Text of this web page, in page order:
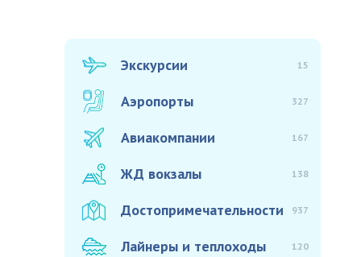
Экскурсии 15
Аэропорты 327
Авиакомпании 167
ЖД вокзалы 138
Достопримечательности 937
Лайнеры и теплоходы 120